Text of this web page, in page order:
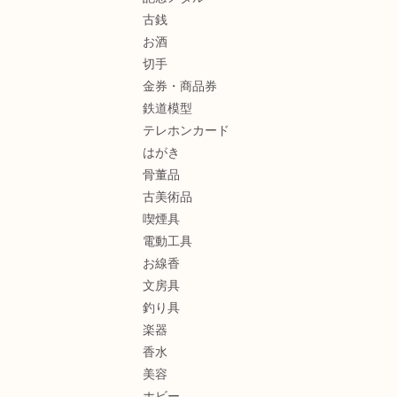
古銭
お酒
切手
金券・商品券
鉄道模型
テレホンカード
はがき
骨董品
古美術品
喫煙具
電動工具
お線香
文房具
釣り具
楽器
香水
美容